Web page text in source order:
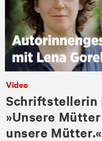
Video
Schriftstellerin
»Unsere
unsere Mütter.«